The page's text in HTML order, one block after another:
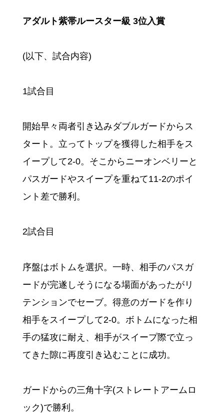
アダルト紫帯ルースター級 3位入賞
(以下、試合内容)
1試合目
開始早々両者引き込みダブルガードからス
タート。立ってトップを獲得した相手をス
イープして2-0。そこからニーオンベリーと
パスガードやスイープを重ねて11-2のポイ
ント差で勝利。
2試合目
序盤はボトムを選択。一時、相手のパスガ
ードが完遂しそうになる場面があったがリ
テンションでセーブ。得意のガードを作り
相手をスイープして2-0。ボトムになった相
手の猛攻に耐え、相手がスイープ際で立っ
てきた隙に再度引き込むことに成功。
ガードからの三角十字(ストレートアームロ
ック)で勝利。